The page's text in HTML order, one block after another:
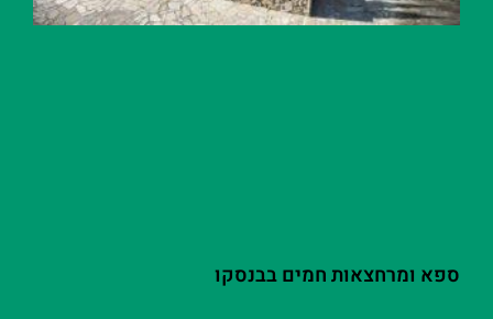
ספא ומרחצאות חמים בבנסקו